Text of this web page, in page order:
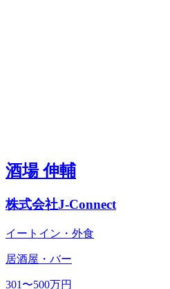
酒場 伸輔
株式会社J-Connect
イートイン・外食
居酒屋・バー
301〜500万円